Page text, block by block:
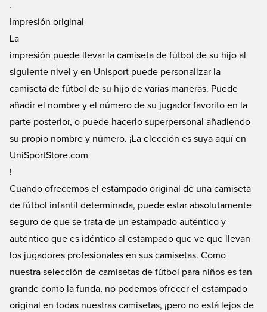
.
Impresión original
La
impresión puede llevar la camiseta de fútbol de su hijo al
siguiente nivel y en Unisport puede personalizar la
camiseta de fútbol de su hijo de varias maneras. Puede
añadir el nombre y el número de su jugador favorito en la
parte posterior, o puede hacerlo superpersonal añadiendo
su propio nombre y número. ¡La elección es suya aquí en
UniSportStore.com
!
Cuando ofrecemos el estampado original de una camiseta
de fútbol infantil determinada, puede estar absolutamente
seguro de que se trata de un estampado auténtico y
auténtico que es idéntico al estampado que ve que llevan
los jugadores profesionales en sus camisetas. Como
nuestra selección de camisetas de fútbol para niños es tan
grande como la funda, no podemos ofrecer el estampado
original en todas nuestras camisetas, ¡pero no está lejos de